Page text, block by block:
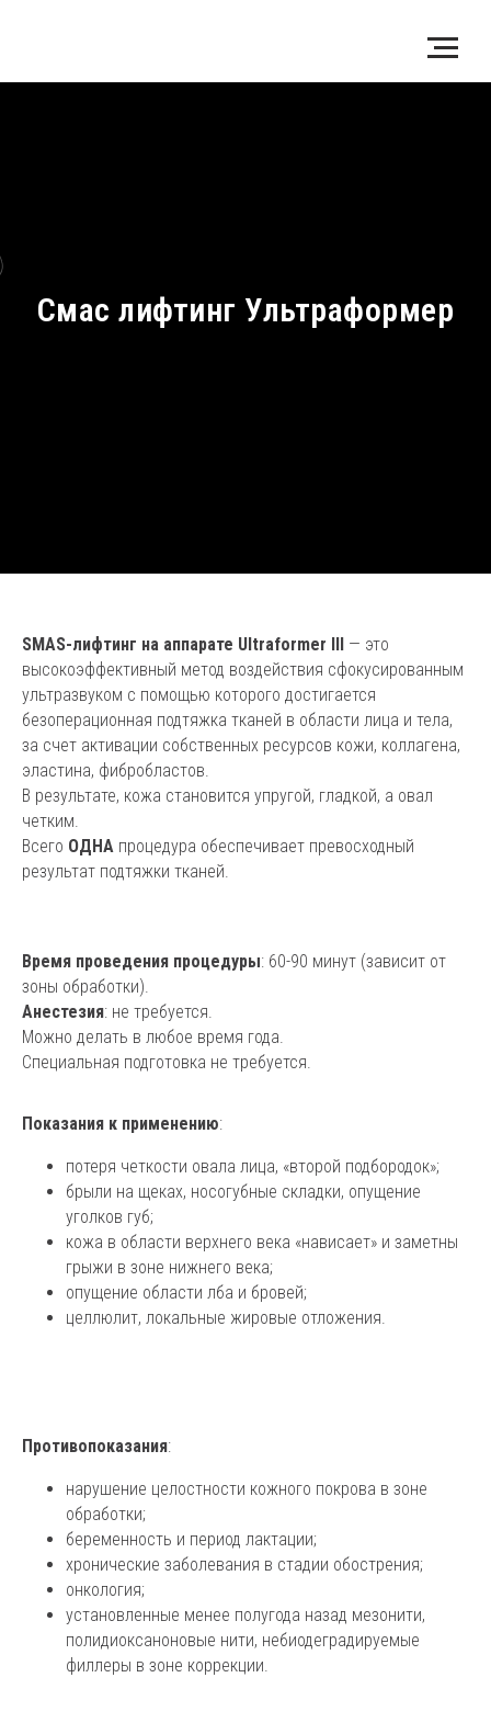
Смас лифтинг Ультраформер
SMAS-лифтинг на аппарате Ultraformer III — это
высокоэффективный метод воздействия сфокусированным
ультразвуком с помощью которого достигается
безоперационная подтяжка тканей в области лица и тела,
за счет активации собственных ресурсов кожи, коллагена,
эластина, фибробластов.
В результате, кожа становится упругой, гладкой, а овал
четким.
Всего ОДНА процедура обеспечивает превосходный
результат подтяжки тканей.
Время проведения процедуры: 60-90 минут (зависит от
зоны обработки).
Анестезия: не требуется.
Можно делать в любое время года.
Специальная подготовка не требуется.
Показания к применению:
потеря четкости овала лица, «второй подбородок»;
брыли на щеках, носогубные складки, опущение
уголков губ;
кожа в области верхнего века «нависает» и заметны
грыжи в зоне нижнего века;
опущение области лба и бровей;
целлюлит, локальные жировые отложения.
Противопоказания:
нарушение целостности кожного покрова в зоне
обработки;
беременность и период лактации;
хронические заболевания в стадии обострения;
онкология;
установленные менее полугода назад мезонити,
полидиоксаноновые нити, небиодеградируемые
филлеры в зоне коррекции.